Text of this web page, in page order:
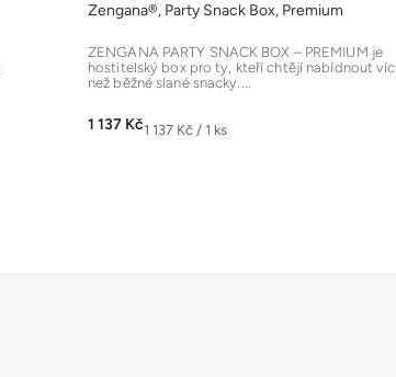
Zengana®, Party Snack Box, Premium
hodnocení
produktu
je
z
1 137 KčMěrná
1 137 Kč / 1 ks
ZENGANA PARTY SNACK BOX – PREMIUM je
hostitelský box pro ty, kteří chtějí nabídnout víc
než běžné slané snacky....